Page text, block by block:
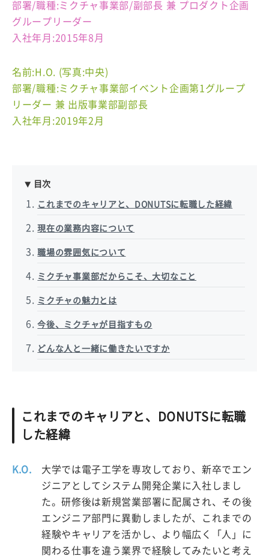
部署/職種:ミクチャ事業部/副部長 兼 プロダクト企画
グループリーダー
入社年月:2015年8月
名前:H.O. (写真:中央)
部署/職種:ミクチャ事業部イベント企画第1グループ
リーダー 兼 出版事業部副部長
入社年月:2019年2月
目次
これまでのキャリアと、DONUTSに転職した経緯
現在の業務内容について
職場の雰囲気について
ミクチャ事業部だからこそ、大切なこと
ミクチャの魅力とは
今後、ミクチャが目指すもの
どんな人と一緒に働きたいですか
これまでのキャリアと、DONUTSに転職
した経緯
K.O.
大学では電子工学を専攻しており、新卒でエン
ジニアとしてシステム開発企業に入社しまし
た。研修後は新規営業部署に配属され、その後
エンジニア部門に異動しましたが、これまでの
経験やキャリアを活かし、より幅広く「人」に
関わる仕事を違う業界で経験してみたいと考え